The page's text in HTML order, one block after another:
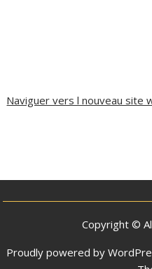
Naviguer vers l nouveau site
Copyright ©
Proudly powered by